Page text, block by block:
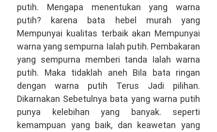
putih. Mengapa menentukan yang warna
putih? karena bata hebel murah yang
Mempunyai kualitas terbaik akan Mempunyai
warna yang sempurna Ialah putih. Pembakaran
yang sempurna memberi tanda Ialah warna
putih. Maka tidaklah aneh Bila bata ringan
dengan warna putih Terus Jadi pilihan.
Dikarnakan Sebetulnya bata yang warna putih
punya kelebihan yang banyak. seperti
kemampuan yang baik, dan keawetan yang